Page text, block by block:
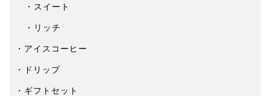
スイート
リッチ
アイスコーヒー
ドリップ
ギフトセット